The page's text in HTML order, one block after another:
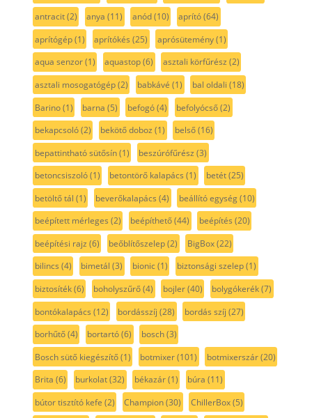
antracit(2) anya (11) anód(10) aprító(64)
aprítógép(1) aprítókés (25) aprósütemény(1)
aqua senzor(1) aquastop(6) asztali körfűrész (2)
asztali mosogatógép(2) babkávé (1) bal oldali (18)
Barino(1) barna (5) befogó(4) befolyócső(2)
bekapcsoló(2) bekötő doboz (1) belső(16)
bepattintható sütősín(1) beszúrófűrész (3)
betoncsiszoló(1) betontörő kalapács (1) betét(25)
betöltő tál (1) beverőkalapács (4) beállító egység(10)
beépített mérleges (2) beépíthető(44) beépítés (20)
beépítési rajz (6) beőblítőszelep(2) BigBox(22)
bilincs (4) bimetál (3) bionic(1) biztonsági szelep(1)
biztosíték(6) boholyszűrő(4) bojler(40) bolygókerék(7)
bontókalapács (12) bordásszíj (28) bordás szíj (27)
borhűtő(4) bortartó(6) bosch(3)
Bosch sütő kiegészítő(1) botmixer(101) botmixerszár(20)
Brita (6) burkolat(32) békazár(1) búra (11)
bútor tisztító kefe (2) Champion(30) ChillerBox(5)